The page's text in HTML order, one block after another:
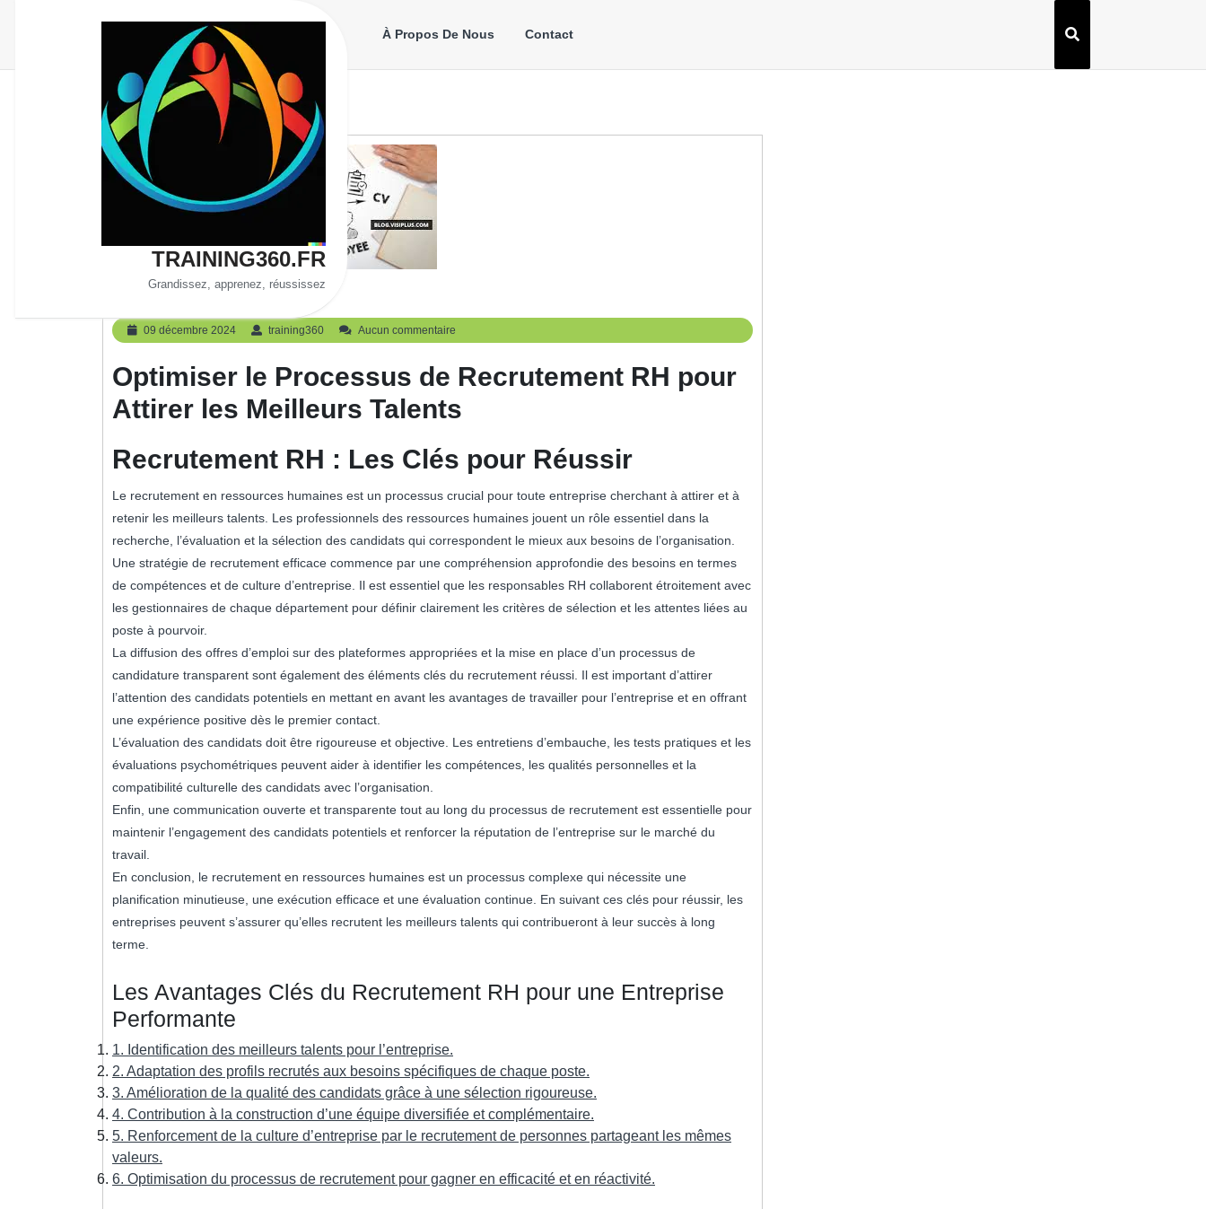
TRAINING360.FR
Grandissez, apprenez, réussissez
À Propos De Nous Contact
Uncategorized
09 décembre 2024
09
décembre
training360 training360
Aucun commentaire
Optimiser le Processus de Recrutement RH pour
Attirer les Meilleurs Talents
Recrutement RH : Les Clés pour Réussir
Le recrutement en ressources humaines est un processus crucial pour toute entreprise cherchant à attirer et à
retenir les meilleurs talents. Les professionnels des ressources humaines jouent un rôle essentiel dans la
recherche, l’évaluation et la sélection des candidats qui correspondent le mieux aux besoins de l’organisation.
Une stratégie de recrutement efficace commence par une compréhension approfondie des besoins en termes
de compétences et de culture d’entreprise. Il est essentiel que les responsables RH collaborent étroitement avec
les gestionnaires de chaque département pour définir clairement les critères de sélection et les attentes liées au
poste à pourvoir.
La diffusion des offres d’emploi sur des plateformes appropriées et la mise en place d’un processus de
candidature transparent sont également des éléments clés du recrutement réussi. Il est important d’attirer
l’attention des candidats potentiels en mettant en avant les avantages de travailler pour l’entreprise et en offrant
une expérience positive dès le premier contact.
L’évaluation des candidats doit être rigoureuse et objective. Les entretiens d’embauche, les tests pratiques et les
évaluations psychométriques peuvent aider à identifier les compétences, les qualités personnelles et la
compatibilité culturelle des candidats avec l’organisation.
Enfin, une communication ouverte et transparente tout au long du processus de recrutement est essentielle pour
maintenir l’engagement des candidats potentiels et renforcer la réputation de l’entreprise sur le marché du
travail.
En conclusion, le recrutement en ressources humaines est un processus complexe qui nécessite une
planification minutieuse, une exécution efficace et une évaluation continue. En suivant ces clés pour réussir, les
entreprises peuvent s’assurer qu’elles recrutent les meilleurs talents qui contribueront à leur succès à long
terme.
Les Avantages Clés du Recrutement RH pour une Entreprise
Performante
1. Identification des meilleurs talents pour l’entreprise.
2. Adaptation des profils recrutés aux besoins spécifiques de chaque poste.
3. Amélioration de la qualité des candidats grâce à une sélection rigoureuse.
4. Contribution à la construction d’une équipe diversifiée et complémentaire.
5. Renforcement de la culture d’entreprise par le recrutement de personnes partageant les mêmes
valeurs.
6. Optimisation du processus de recrutement pour gagner en efficacité et en réactivité.